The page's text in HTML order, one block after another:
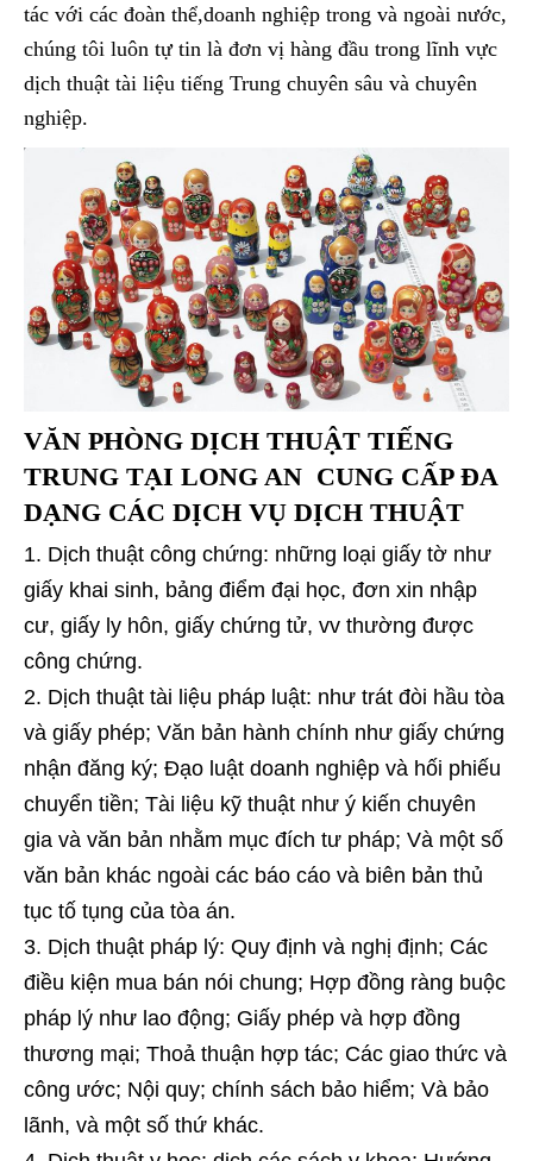
tác với các đoàn thể,doanh nghiệp trong và ngoài nước,
chúng tôi luôn tự tin là đơn vị hàng đầu trong lĩnh vực
dịch thuật tài liệu tiếng Trung chuyên sâu và chuyên
nghiệp.
VĂN PHÒNG DỊCH THUẬT TIẾNG
TRUNG TẠI LONG AN CUNG CẤP ĐA
DẠNG CÁC DỊCH VỤ DỊCH THUẬT
Dịch thuật công chứng: những loại giấy tờ như
giấy khai sinh, bảng điểm đại học, đơn xin nhập
cư, giấy ly hôn, giấy chứng tử, vv thường được
công chứng.
Dịch thuật tài liệu pháp luật: như trát đòi hầu tòa
và giấy phép; Văn bản hành chính như giấy chứng
nhận đăng ký; Đạo luật doanh nghiệp và hối phiếu
chuyển tiền; Tài liệu kỹ thuật như ý kiến ​​chuyên
gia và văn bản nhằm mục đích tư pháp; Và một số
văn bản khác ngoài các báo cáo và biên bản thủ
tục tố tụng của tòa án.
Dịch thuật pháp lý: Quy định và nghị định; Các
điều kiện mua bán nói chung; Hợp đồng ràng buộc
pháp lý như lao động; Giấy phép và hợp đồng
thương mại; Thoả thuận hợp tác; Các giao thức và
công ước; Nội quy; chính sách bảo hiểm; Và bảo
lãnh, và một số thứ khác.